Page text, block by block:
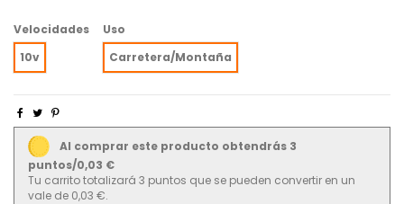
Velocidades
10v
Uso
Carretera/Montaña
Al comprar este producto obtendrás 3
puntos/0,03 €
Tu carrito totalizará 3 puntos que se pueden convertir en un
vale de 0,03 €.